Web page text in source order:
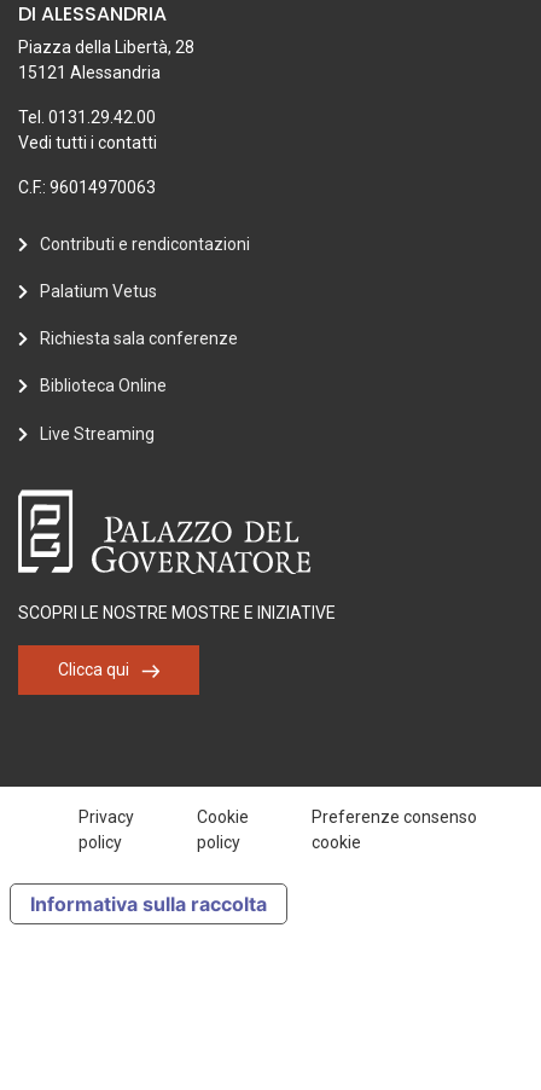
DI ALESSANDRIA
Piazza della Libertà, 28
15121 Alessandria
Tel. 0131.29.42.00
Vedi tutti i contatti
C.F.: 96014970063
Contributi e rendicontazioni
Palatium Vetus
Richiesta sala conferenze
Biblioteca Online
Live Streaming
SCOPRI LE NOSTRE MOSTRE E INIZIATIVE
Clicca qui
Privacy
policy
Cookie
policy
Preferenze consenso
cookie
Informativa sulla raccolta